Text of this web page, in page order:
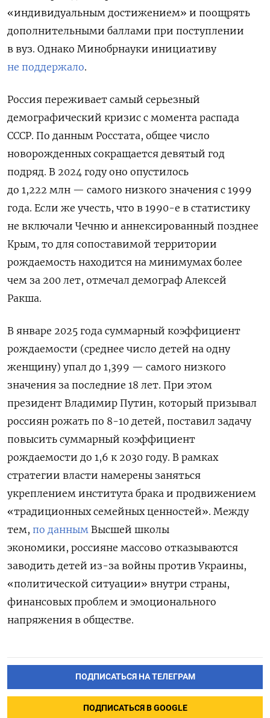
«индивидуальным достижением» и поощрять
дополнительными баллами при поступлении
в вуз. Однако Минобрнауки инициативу
не поддержало.
Россия переживает самый серьезный
демографический кризис с момента распада
СССР. По данным Росстата, общее число
новорожденных сокращается девятый год
подряд. В 2024 году оно опустилось
до 1,222 млн — самого низкого значения с 1999
года. Если же учесть, что в 1990-е в статистику
не включали Чечню и аннексированный позднее
Крым, то для сопоставимой территории
рождаемость находится на минимумах более
чем за 200 лет, отмечал демограф Алексей
Ракша.
В январе 2025 года суммарный коэффициент
рождаемости (среднее число детей на одну
женщину) упал до 1,399 — самого низкого
значения за последние 18 лет. При этом
президент Владимир Путин, который призывал
россиян рожать по 8-10 детей, поставил задачу
повысить суммарный коэффициент
рождаемости до 1,6 к 2030 году. В рамках
стратегии власти намерены заняться
укреплением института брака и продвижением
«традиционных семейных ценностей». Между
тем, по данным Высшей школы
экономики, россияне массово отказываются
заводить детей из-за войны против Украины,
«политической ситуации» внутри страны,
финансовых проблем и эмоционального
напряжения в обществе.
ПОДПИСАТЬСЯ НА ТЕЛЕГРАМ
ПОДПИСАТЬСЯ В GOOGLE